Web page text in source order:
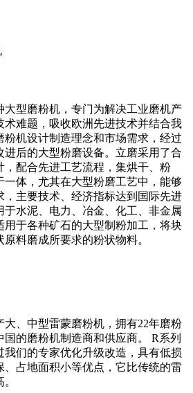
大型磨粉机，专门为解决工业磨机产
术难题，吸收欧洲先进技术并结合我
粉机设计制造理念和市场需求，经过
进后的大型粉磨设备。立磨采用了合
，配合先进工艺流程，集烘干、粉
一体，尤其在大型粉磨工艺中，能够
，主要技术、经济指标达到国际先进
于水泥、电力、冶金、化工、非金属
用于各种矿石的大型制粉加工，将块
料磨成所要求的粉状物料。
大、中型雷蒙磨粉机，拥有22年磨粉
的磨粉机制造商和供应商。 R系列
我们的专家优化升级改造，具有低损
、占地面积小等优点，它比传统的雷